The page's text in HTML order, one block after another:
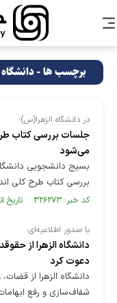
برچسب ها - دانشگاه
در دانشگاه الزهرا(س)؛
جلسات بررسی کتاب
می‌شود
بسیج دانشجویی
بررسی کتاب طرح کلی
کد خبر: ۳۲۶۲۷۳ تاریخ انتشار : ۱۳۹۷/۰۸/۲۶
با صدور اطلاعیه‌ای؛
دانشگاه الزهرا از
دعوت کرد
دانشگاه الزهرا از
شفاف‌سازی و رفع